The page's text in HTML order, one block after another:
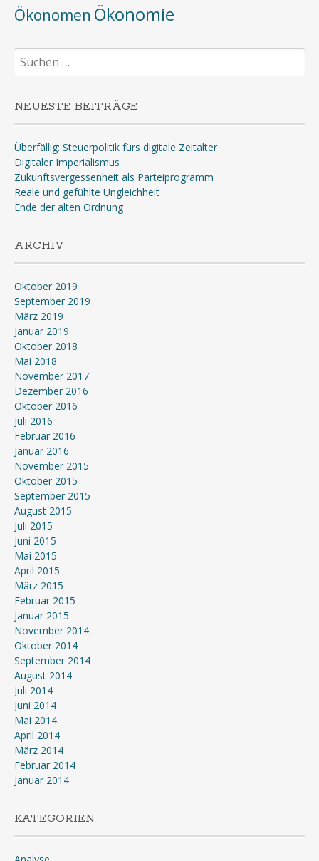
Ökonomen Ökonomie
Suchen
nach:
NEUESTE BEITRÄGE
Überfällig: Steuerpolitik fürs digitale Zeitalter
Digitaler Imperialismus
Zukunftsvergessenheit als Parteiprogramm
Reale und gefühlte Ungleichheit
Ende der alten Ordnung
ARCHIV
Oktober 2019
September 2019
März 2019
Januar 2019
Oktober 2018
Mai 2018
November 2017
Dezember 2016
Oktober 2016
Juli 2016
Februar 2016
Januar 2016
November 2015
Oktober 2015
September 2015
August 2015
Juli 2015
Juni 2015
Mai 2015
April 2015
März 2015
Februar 2015
Januar 2015
November 2014
Oktober 2014
September 2014
August 2014
Juli 2014
Juni 2014
Mai 2014
April 2014
März 2014
Februar 2014
Januar 2014
KATEGORIEN